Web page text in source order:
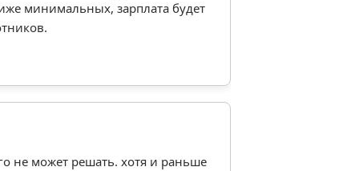
минимальных, зарплата будет
не может решать. хотя и раньше